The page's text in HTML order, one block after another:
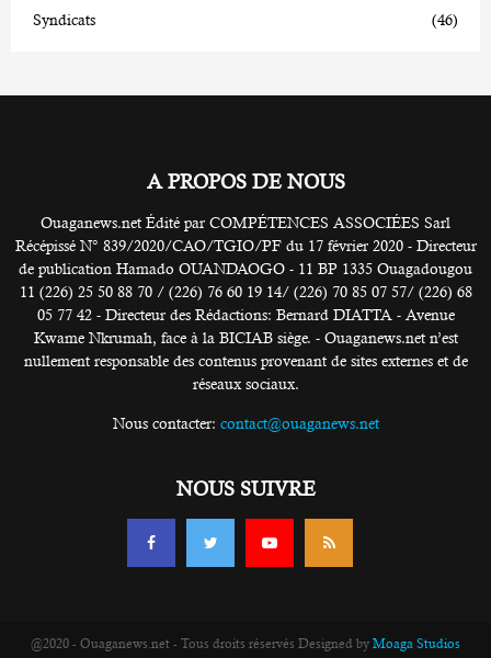
Syndicats
(46)
A PROPOS DE NOUS
Ouaganews.net Édité par COMPÉTENCES ASSOCIÉES Sarl
Récépissé N° 839/2020/CAO/TGIO/PF du 17 février 2020 - Directeur
de publication Hamado OUANDAOGO - 11 BP 1335 Ouagadougou
11 (226) 25 50 88 70 / (226) 76 60 19 14/ (226) 70 85 07 57/ (226) 68
05 77 42 - Directeur des Rédactions: Bernard DIATTA - Avenue
Kwame Nkrumah, face à la BICIAB siège. - Ouaganews.net n’est
nullement responsable des contenus provenant de sites externes et de
réseaux sociaux.
Nous contacter: contact@ouaganews.net
NOUS SUIVRE
@2020 - Ouaganews.net - Tous droits réservés Designed by Moaga Studios